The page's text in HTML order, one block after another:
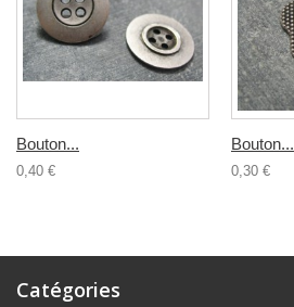
Bouton...
0,40 €
Bouton...
0,30 €
Catégories